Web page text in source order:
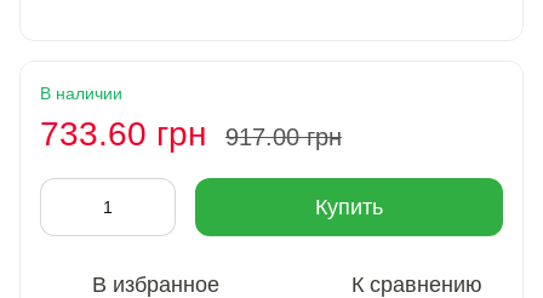
В наличии
733.60 грн 917.00 грн
Купить
В избранное К сравнению